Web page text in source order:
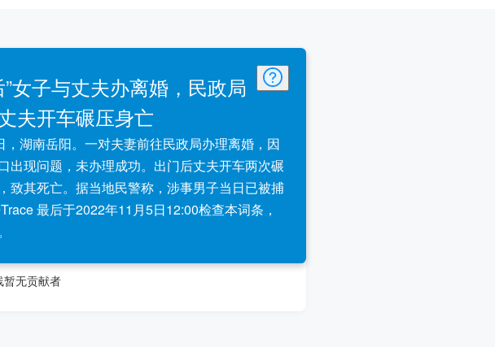
”女子与丈夫办离婚，民政局
夫开车碾压身亡
，湖南岳阳。一对夫妻前往民政局办理离婚，因
出现问题，未办理成功。出门后丈夫开车两次碾
致其死亡。据当地民警称，涉事男子当日已被捕
最后于2022年11月5日12:00检查本词条，
暂无贡献者